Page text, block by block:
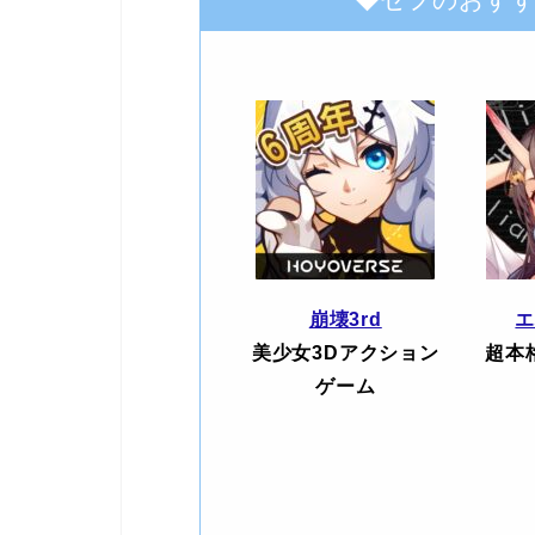
崩壊3rd
美少女3Dアクション
ゲーム
超本